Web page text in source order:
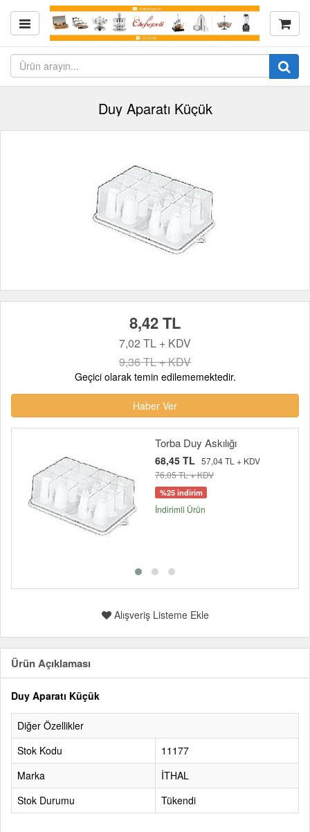
Duy Aparatı Küçük
8,42 TL
7,02 TL + KDV
9,36 TL + KDV
Geçici olarak temin edilememektedir.
Haber Ver
Torba Duy Askılığı
68,45 TL 57,04 TL + KDV
76,05 TL + KDV
%25 indirim
İndirimli Ürün
Alışveriş Listeme Ekle
Ürün Açıklaması
Duy Aparatı Küçük
Diğer Özellikler
Stok Kodu
11177
Marka
İTHAL
Stok Durumu
Tükendi